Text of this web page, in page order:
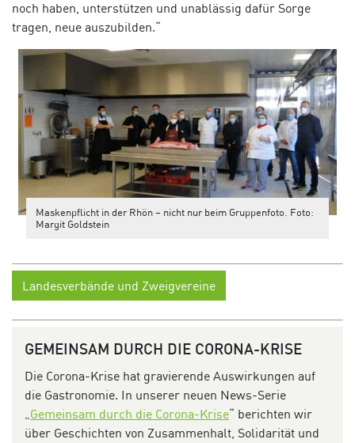
noch haben, unterstützen und unablässig dafür Sorge
tragen, neue auszubilden.“
Maskenpflicht in der Rhön – nicht nur beim Gruppenfoto. Foto:
Margit Goldstein
Landesverbände und Zweigvereine
GEMEINSAM DURCH DIE CORONA-KRISE
Die Corona-Krise hat gravierende Auswirkungen auf
die Gastronomie. In unserer neuen News-Serie
„Gemeinsam durch die Corona-Krise“ berichten wir
über Geschichten von Zusammenhalt, Solidarität und